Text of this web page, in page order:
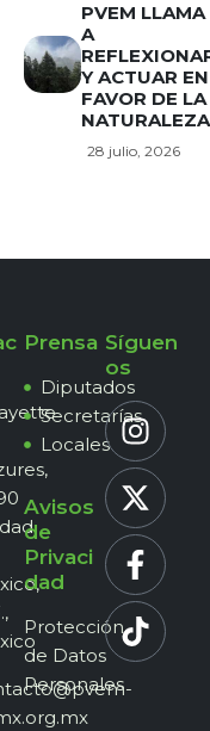
PVEM LLAMA
A
Y ACTUAR EN
FAVOR DE LA
NATURALEZA
28 julio, 2026
Prensa
Diputados
Secretarías
Locales
Avisos
de
Privaci
dad
Protección
de Datos
Personales
Síguen
os